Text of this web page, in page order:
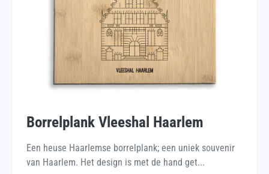
Borrelplank Vleeshal Haarlem
Een heuse Haarlemse borrelplank; een uniek souvenir
van Haarlem. Het design is met de hand get...